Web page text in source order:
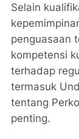
Selain
penguasaan
kompetensi
terhadap
termasuk
tentang
penting.